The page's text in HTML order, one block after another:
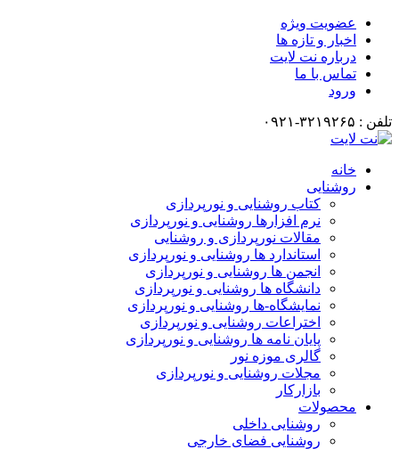
عضویت ویژه
اخبار و تازه ها
درباره نت لایت
تماس با ما
ورود
تلفن : ۳۲۱۹۲۶۵-۰۹۲۱
خانه
روشنایی
کتاب روشنایی و نورپردازی
نرم افزارها روشنایی و نورپردازی
مقالات نورپردازی و روشنایی
استاندارد ها روشنایی و نورپردازی
انجمن ها روشنایی و نورپردازی
دانشگاه ها روشنایی و نورپردازی
نمایشگاه-ها روشنایی و نورپردازی
اختراعات روشنایی و نورپردازی
پایان نامه ها روشنایی و نورپردازی
گالری موزه نور
مجلات روشنایی و نورپردازی
بازارکار
محصولات
روشنایی داخلی
روشنایی فضای خارجی